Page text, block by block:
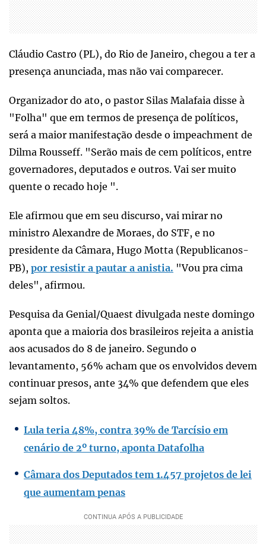
Cláudio Castro (PL), do Rio de Janeiro, chegou a ter a
presença anunciada, mas não vai comparecer.
Organizador do ato, o pastor Silas Malafaia disse à
"Folha" que em termos de presença de políticos,
será a maior manifestação desde o impeachment de
Dilma Rousseff. "Serão mais de cem políticos, entre
governadores, deputados e outros. Vai ser muito
quente o recado hoje ".
Ele afirmou que em seu discurso, vai mirar no
ministro Alexandre de Moraes, do STF, e no
presidente da Câmara, Hugo Motta (Republicanos-
PB), por resistir a pautar a anistia. "Vou pra cima
deles", afirmou.
Pesquisa da Genial/Quaest divulgada neste domingo
aponta que a maioria dos brasileiros rejeita a anistia
aos acusados do 8 de janeiro. Segundo o
levantamento, 56% acham que os envolvidos devem
continuar presos, ante 34% que defendem que eles
sejam soltos.
Lula teria 48%, contra 39% de Tarcísio em
cenário de 2º turno, aponta Datafolha
Câmara dos Deputados tem 1.457 projetos de lei
que aumentam penas